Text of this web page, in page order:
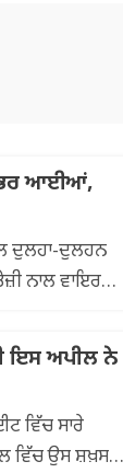
ਭਰ ਆਈਆਂ,
ਦੁਲਹਾ-ਦੁਲਹਨ
ਨਾਲ ਵਾਇਰਲ
ਇਸ ਅਪੀਲ ਨੇ
ਵਿੱਚ ਸਾਰੇ
ਵਿੱਚ ਉਸ ਸ਼ਖ਼ਸ